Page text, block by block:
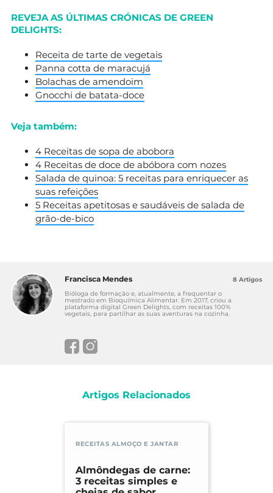
REVEJA AS ÚLTIMAS CRÓNICAS DE GREEN
DELIGHTS:
Receita de tarte de vegetais
Panna cotta de maracujá
Bolachas de amendoim
Gnocchi de batata-doce
Veja também:
4 Receitas de sopa de abobora
4 Receitas de doce de abóbora com nozes
Salada de quinoa: 5 receitas para enriquecer as
suas refeições
5 Receitas apetitosas e saudáveis de salada de
grão-de-bico
Francisca Mendes
Bióloga de formação e, atualmente, a frequentar o
mestrado em Bioquímica Alimentar. Em 2017, criou a
plataforma digital Green Delights, com receitas 100%
vegetais, para partilhar as suas aventuras na cozinha.
8 Artigos
Artigos Relacionados
RECEITAS ALMOÇO E JANTAR
Almôndegas de carne:
3 receitas simples e